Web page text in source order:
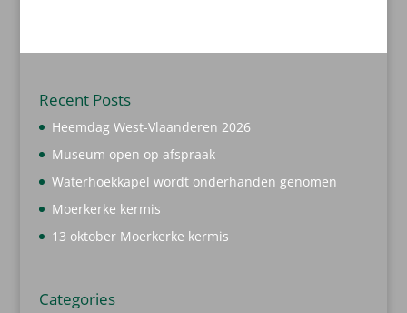
Recent Posts
Heemdag West-Vlaanderen 2026
Museum open op afspraak
Waterhoekkapel wordt onderhanden genomen
Moerkerke kermis
13 oktober Moerkerke kermis
Categories